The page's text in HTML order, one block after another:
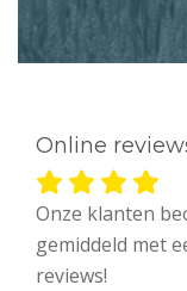
Online
Onze klanten
gemiddeld met
reviews!